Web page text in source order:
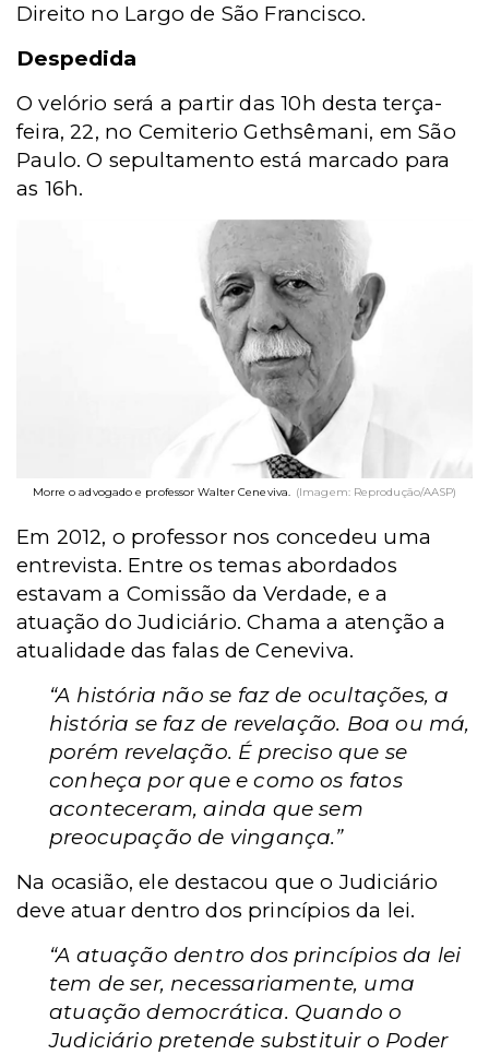
Direito no Largo de São Francisco.
Despedida
O velório será a partir das 10h desta terça-
feira, 22, no Cemiterio Gethsêmani, em São
Paulo. O sepultamento está marcado para
as 16h.
Morre o advogado e professor Walter Ceneviva. (Imagem: Reprodução/AASP)
Em 2012, o professor nos concedeu uma
entrevista. Entre os temas abordados
estavam a Comissão da Verdade, e a
atuação do Judiciário.Chama a atenção a
atualidade das falas de Ceneviva.
“A história não se faz de ocultações, a
história se faz de revelação. Boa ou má,
porém revelação. É preciso que se
conheça por que e como os fatos
aconteceram, ainda que sem
preocupação de vingança.”
Na ocasião, ele destacou que o Judiciário
deve atuar dentro dos princípios da lei.
“A atuação dentro dos princípios da lei
tem de ser, necessariamente, uma
atuação democrática. Quando o
Judiciário pretende substituir o Poder